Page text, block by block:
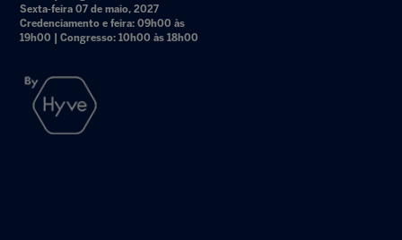
Sexta-feira 07 de maio, 2027
Credenciamento e feira: 09h00 às
19h00 | Congresso: 10h00 às 18h00